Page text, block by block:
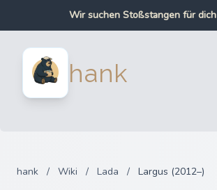
Wir suchen Stoßstangen für dich
Wir suchen Autoteile für dich
hank
Anmelden
hank / Wiki / Lada / Largus (2012–)